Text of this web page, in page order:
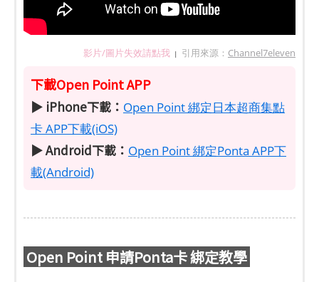
影片/圖片失效請點我 | 引用來源： Channel7eleven
下載Open Point APP
▶ iPhone下載： Open Point 綁定日本超商集點
卡 APP下載(iOS)
▶ Android下載： Open Point 綁定Ponta APP下
載(Android)
Open Point 申請Ponta卡 綁定教學